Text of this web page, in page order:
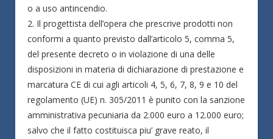
o a uso antincendio.
2. Il progettista dell’opera che prescrive prodotti non
conformi a quanto previsto dall’articolo 5, comma 5,
del presente decreto o in violazione di una delle
disposizioni in materia di dichiarazione di prestazione e
marcatura CE di cui agli articoli 4, 5, 6, 7, 8, 9 e 10 del
regolamento (UE) n. 305/2011 è punito con la sanzione
amministrativa pecuniaria da 2.000 euro a 12.000 euro;
salvo che il fatto costituisca piu’ grave reato, il